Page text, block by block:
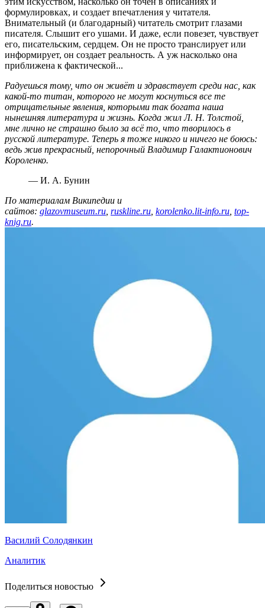
формулировках, и создает впечатления у читателя.
Внимательный (и благодарный) читатель смотрит глазами
писателя. Слышит его ушами. И даже, если повезет, чувствует
его, писательским, сердцем. Он не просто транслирует или
информирует, он создает реальность. А уж насколько она
приближена к фактической...
Радуешься тому, что он живёт и здравствует среди нас, как
какой-то титан, которого не могут коснуться все те
отрицательные явления, которыми так богата наша
нынешняя литература и жизнь. Когда жил Л. Н. Толстой,
мне лично не страшно было за всё то, что творилось в
русской литературе. Теперь я тоже никого и ничего не боюсь:
ведь жив прекрасный, непорочный Владимир Галактионович
Короленко.
— И. А. Бунин
По материалам Википедии и
сайтов: glazovmuseum.ru, ruskline.ru, korolenko.lit-info.ru, top-
knig.ru.
Василий Солодянкин
Аналитик
Поделиться новостью